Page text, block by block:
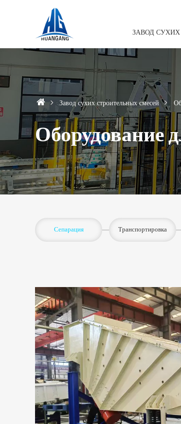
ЗАВОД
Завод сухих строительных смесей
Оборудование
Сепарация Транспортировка